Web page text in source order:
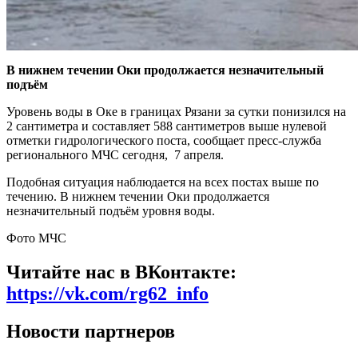
В нижнем течении Оки продолжается незначительный
подъём
Уровень воды в Оке в границах Рязани за сутки понизился на
2 сантиметра и составляет 588 сантиметров выше нулевой
отметки гидрологического поста, сообщает пресс-служба
регионального МЧС сегодня, 7 апреля.
Подобная ситуация наблюдается на всех постах выше по
течению. В нижнем течении Оки продолжается
незначительный подъём уровня воды.
Фото МЧС
Читайте нас в ВКонтакте:
https://vk.com/rg62_info
Новости партнеров